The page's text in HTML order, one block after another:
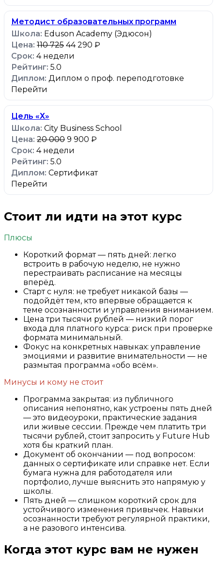
Методист образовательных программ
Eduson Academy (Эдюсон)
110 725 44 290 ₽
4 недели
5.0
Диплом о проф. переподготовке
Перейти
Цель «Х»
City Business School
20 000 9 900 ₽
4 недели
5.0
Сертификат
Перейти
Стоит ли идти на этот курс
Плюсы
Короткий формат — пять дней: легко
встроить в рабочую неделю, не нужно
перестраивать расписание на месяцы
вперёд.
Старт с нуля: не требует никакой базы —
подойдёт тем, кто впервые обращается к
теме осознанности и управления вниманием.
Цена три тысячи рублей — низкий порог
входа для платного курса: риск при проверке
формата минимальный.
Фокус на конкретных навыках: управление
эмоциями и развитие внимательности — не
размытая программа «обо всём».
Минусы и кому не стоит
Программа закрытая: из публичного
описания непонятно, как устроены пять дней
— это видеоуроки, практические задания
или живые сессии. Прежде чем платить три
тысячи рублей, стоит запросить у Future Hub
хотя бы краткий план.
Документ об окончании — под вопросом:
данных о сертификате или справке нет. Если
бумага нужна для работодателя или
портфолио, лучше выяснить это напрямую у
школы.
Пять дней — слишком короткий срок для
устойчивого изменения привычек. Навыки
осознанности требуют регулярной практики,
а не разового интенсива.
Когда этот курс вам не нужен